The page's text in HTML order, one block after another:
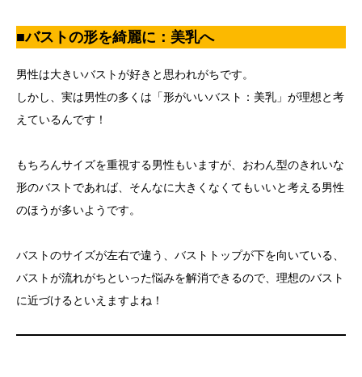
■バストの形を綺麗に：美乳へ
男性は大きいバストが好きと思われがちです。
しかし、実は男性の多くは「形がいいバスト：美乳」が理想と考
えているんです！
もちろんサイズを重視する男性もいますが、おわん型のきれいな
形のバストであれば、そんなに大きくなくてもいいと考える男性
のほうが多いようです。
バストのサイズが左右で違う、バストトップが下を向いている、
バストが流れがちといった悩みを解消できるので、理想のバスト
に近づけるといえますよね！